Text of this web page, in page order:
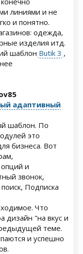
линиями и не
и понятно.
одежда,
изделия итд.
шаблон Butik 3 ,
адаптивный
шаблон. По
это
бизнеса. Вот
и
звонок,
Подписка
Что
дизайн "на вкус и
теме.
и успешно